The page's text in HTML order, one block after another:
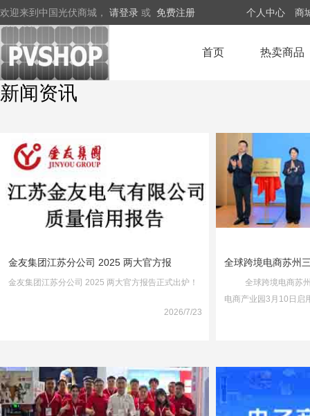
欢迎来到中国光伏商城， 请登录 或 免费注册 个人中心 商
首页 热卖商品
新闻资讯
金友集团江苏分公司 2025 两大官方报
金友集团江苏分公司 2025 两大官方报告正式出炉！
2026/7/23
全球跨境电商苏州
全球跨境电商苏州
电商产业园3月10日启